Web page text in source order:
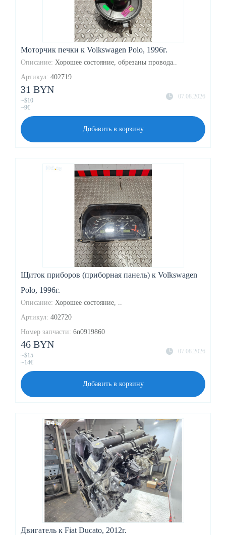
Моторчик печки к Volkswagen Polo, 1996г.
Описание: Хорошее состояние, обрезаны провода..
Артикул: 402719
07.08.2026
31 BYN
~$10
~9€
Добавить в корзину
Щиток приборов (приборная панель) к Volkswagen
Polo, 1996г.
Описание: Хорошее состояние, ..
Артикул: 402720
Номер запчасти: 6n0919860
07.08.2026
46 BYN
~$15
~14€
Добавить в корзину
Двигатель к Fiat Ducato, 2012г.